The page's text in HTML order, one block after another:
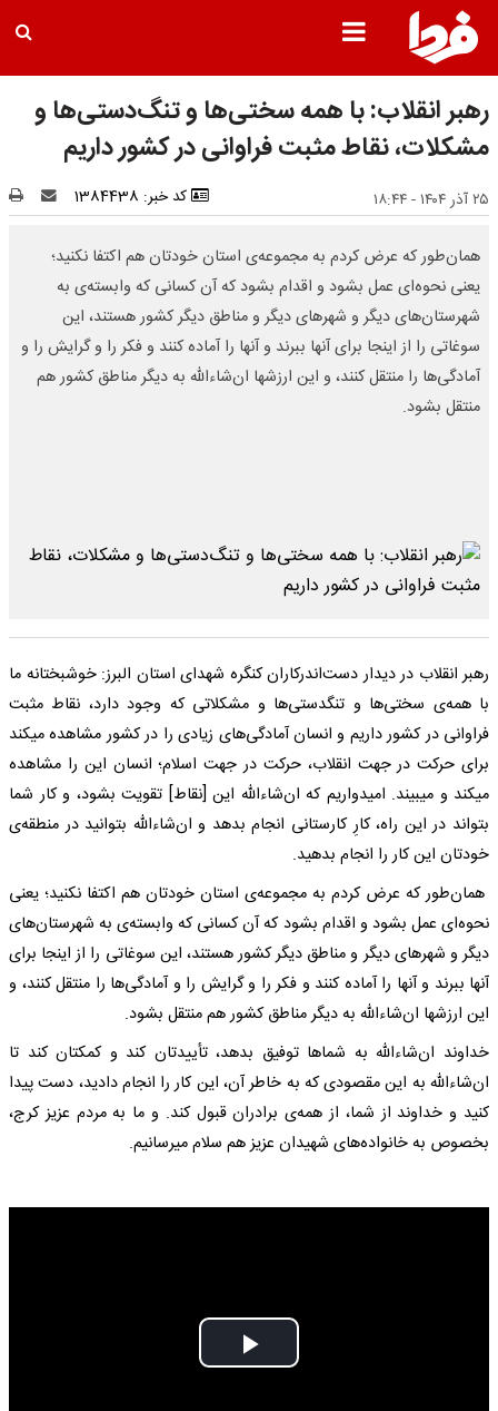
رهبر انقلاب: با همه سختی‌ها و تنگ‌دستی‌‌ها و
مشکلات، نقاط مثبت فراوانی در کشور داریم
۲۵ آذر ۱۴۰۴ - ۱۸:۴۴ کد خبر: 1384438
همان‌طور که عرض کردم به مجموعه‌ی استان خودتان هم اکتفا نکنید؛
یعنی نحوه‌ای عمل بشود و اقدام بشود که آن کسانی که وابسته‌ی به
شهرستان‌های دیگر و شهرهای دیگر و مناطق دیگر کشور هستند، این
سوغاتی را از اینجا برای آنها ببرند و آنها را آماده کنند و فکر را و گرایش را و
آمادگی‌ها را منتقل کنند، و این ارزشها ان‌شاء‌اللّه به دیگر مناطق کشور هم
منتقل بشود.
رهبر انقلاب در دیدار دست‌اندرکاران کنگره شهدای استان البرز: خوشبختانه ما
با همه‌ی سختی‌ها و تنگدستی‌ها و مشکلاتی که وجود دارد، نقاط مثبت
فراوانی در کشور داریم و انسان آمادگی‌های زیادی را در کشور مشاهده میکند
برای حرکت در جهت انقلاب، حرکت در جهت اسلام؛ انسان این را مشاهده
میکند و میبیند. امیدواریم که ان‌شاء‌اللّه این [نقاط] تقویت بشود، و کار شما
بتواند در این راه، کارِ کارستانی انجام بدهد و ان‌شاء‌اللّه بتوانید در منطقه‌ی
خودتان این کار را انجام بدهید.
همان‌طور که عرض کردم به مجموعه‌ی استان خودتان هم اکتفا نکنید؛ یعنی
نحوه‌ای عمل بشود و اقدام بشود که آن کسانی که وابسته‌ی به شهرستان‌های
دیگر و شهرهای دیگر و مناطق دیگر کشور هستند، این سوغاتی را از اینجا برای
آنها ببرند و آنها را آماده کنند و فکر را و گرایش را و آمادگی‌ها را منتقل کنند، و
این ارزشها ان‌شاء‌اللّه به دیگر مناطق کشور هم منتقل بشود.
خداوند ان‌شاء‌الله به شماها توفیق بدهد، تأییدتان کند و کمکتان کند تا
ان‌شاء‌الله به این مقصودی که به خاطر آن، این کار را انجام دادید، دست پیدا
کنید و خداوند از شما، از همه‌ی برادران قبول کند. و ما به مردم عزیز کرج،
بخصوص به خانواده‌های شهیدان عزیز هم سلام میرسانیم.
Play